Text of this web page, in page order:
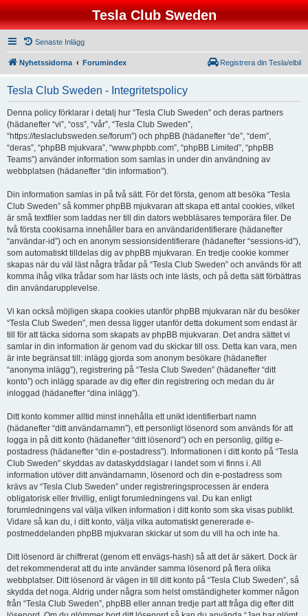
Tesla Club Sweden
Senaste Inlägg
Nyhetssidorna Forumindex Registrera din Tesla/elbil
Tesla Club Sweden - Integritetspolicy
Denna policy förklarar i detalj hur “Tesla Club Sweden” och deras partners
(hädanefter “vi”, “oss”, “vår”, “Tesla Club Sweden”,
“https://teslaclubsweden.se/forum”) och phpBB (hädanefter “de”, “dem”,
“deras”, “phpBB mjukvara”, “www.phpbb.com”, “phpBB Limited”, “phpBB
Teams”) använder information som samlas in under din användning av
webbplatsen (hädanefter “din information”).
Din information samlas in på två sätt. För det första, genom att besöka “Tesla
Club Sweden” så kommer phpBB mjukvaran att skapa ett antal cookies, vilket
är små textfiler som laddas ner till din dators webbläsares temporära filer. De
två första cookisarna innehåller bara en användaridentifierare (hädanefter
“användar-id”) och en anonym sessionsidentifierare (hädanefter “sessions-id”),
som automatiskt tilldelas dig av phpBB mjukvaran. En tredje cookie kommer
skapas när du väl läst några trådar på “Tesla Club Sweden” och används för att
komma ihåg vilka trådar som har lästs och inte lästs, och på detta sätt förbättras
din användarupplevelse.
Vi kan också möjligen skapa cookies utanför phpBB mjukvaran när du besöker
“Tesla Club Sweden”, men dessa ligger utanför detta dokument som endast är
till för att täcka sidorna som skapats av phpBB mjukvaran. Det andra sättet vi
samlar in din information är genom vad du skickar till oss. Detta kan vara, men
är inte begränsat till: inlägg gjorda som anonym besökare (hädanefter
“anonyma inlägg”), registrering på “Tesla Club Sweden” (hädanefter “ditt
konto”) och inlägg sparade av dig efter din registrering och medan du är
inloggad (hädanefter “dina inlägg”).
Ditt konto kommer alltid minst innehålla ett unikt identifierbart namn
(hädanefter “ditt användarnamn”), ett personligt lösenord som används för att
logga in på ditt konto (hädanefter “ditt lösenord”) och en personlig, giltig e-
postadress (hädanefter “din e-postadress”). Informationen i ditt konto på “Tesla
Club Sweden” skyddas av dataskyddslagar i landet som vi finns i. All
information utöver ditt användarnamn, lösenord och din e-postadress som
krävs av “Tesla Club Sweden” under registreringsprocessen är endera
obligatorisk eller frivillig, enligt forumledningens val. Du kan enligt
forumledningens val välja vilken information i ditt konto som ska visas publikt.
Vidare så kan du, i ditt konto, välja vilka automatiskt genererade e-
postmeddelanden phpBB mjukvaran skickar ut som du vill ha och inte ha.
Ditt lösenord är chiffrerat (genom ett envägs-hash) så att det är säkert. Dock är
det rekommenderat att du inte använder samma lösenord på flera olika
webbplatser. Ditt lösenord är vägen in till ditt konto på “Tesla Club Sweden”, så
skydda det noga. Aldrig under några som helst omständigheter kommer någon
från “Tesla Club Sweden”, phpBB eller annan tredje part att fråga dig efter ditt